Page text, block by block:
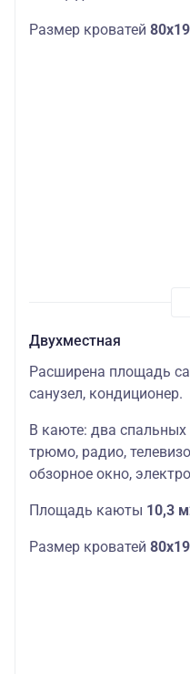
Размер кроватей
Двухместная
Расширена площадь
санузел, кондиционер.
В каюте: два
трюмо, радио,
обзорное окно,
Площадь каюты 10,3
Размер кроватей